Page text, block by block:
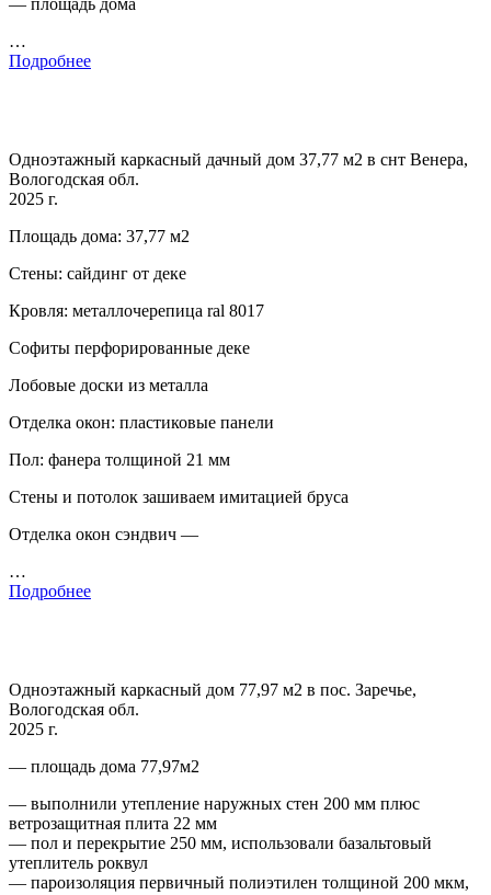
— площадь дома
…
Подробнее
Одноэтажный каркасный дачный дом 37,77 м2 в снт Венера,
Вологодская обл.
2025 г.
Площадь дома: 37,77 м2
Стены: сайдинг от деке
Кровля: металлочерепица ral 8017
Софиты перфорированные деке
Лобовые доски из металла
Отделка окон: пластиковые панели
Пол: фанера толщиной 21 мм
Стены и потолок зашиваем имитацией бруса
Отделка окон сэндвич —
…
Подробнее
Одноэтажный каркасный дом 77,97 м2 в пос. Заречье,
Вологодская обл.
2025 г.
— площадь дома 77,97м2
— выполнили утепление наружных стен 200 мм плюс
ветрозащитная плита 22 мм
— пол и перекрытие 250 мм, использовали базальтовый
утеплитель роквул
— пароизоляция первичный полиэтилен толщиной 200 мкм,